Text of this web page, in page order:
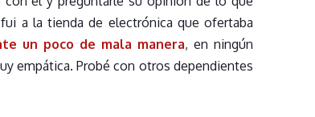
a la tienda de electrónica que ofertaba
un poco de mala manera, en ningún
empática. Probé con otros dependientes